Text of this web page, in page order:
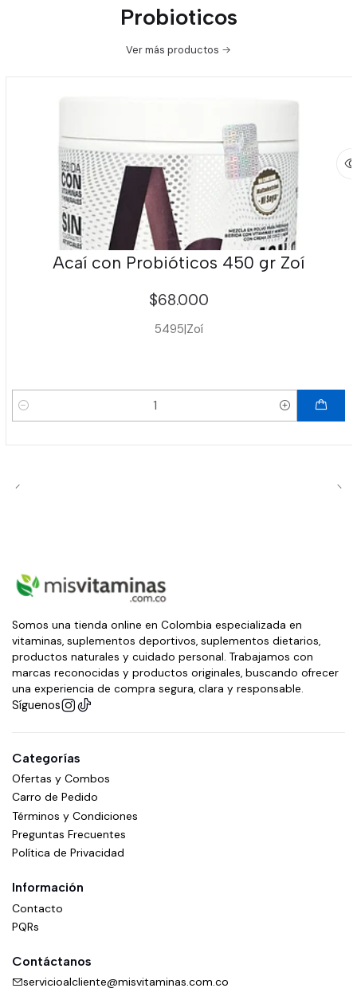
Probioticos
Ver más productos
Acaí con Probióticos 450 gr Zoí
$68.000
5495|Zoí
Cantidad
Somos una tienda online en Colombia especializada en
vitaminas, suplementos deportivos, suplementos dietarios,
productos naturales y cuidado personal. Trabajamos con
marcas reconocidas y productos originales, buscando ofrecer
una experiencia de compra segura, clara y responsable.
Síguenos
Categorías
Ofertas y Combos
Carro de Pedido
Términos y Condiciones
Preguntas Frecuentes
Política de Privacidad
Información
Contacto
PQRs
Contáctanos
servicioalcliente@misvitaminas.com.co